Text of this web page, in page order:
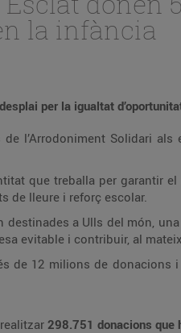
la infància
per la igualtat
l’Arrodoniment Solidari
que treballa per garantir
de lleure i reforç escolar.
destinades a Ulls del món,
evitable i contribuir, al
de 12 milions de
298.751 donacions que